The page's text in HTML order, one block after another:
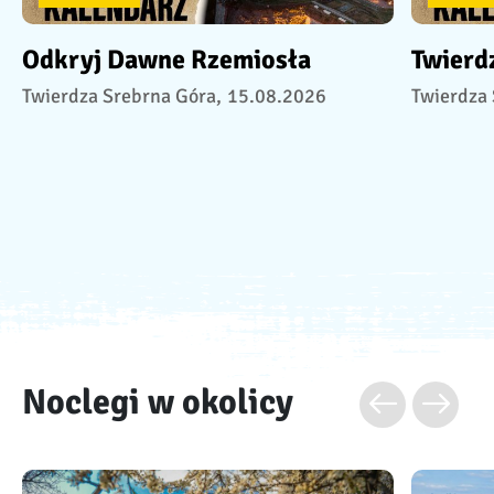
Odkryj Dawne Rzemiosła
Twierdza Srebrna Góra, 15.08.2026 Twierdza
Noclegi w okolicy